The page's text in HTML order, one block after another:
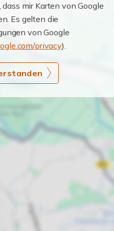
mir Karten von Google
Es gelten die
von Google
privacy).